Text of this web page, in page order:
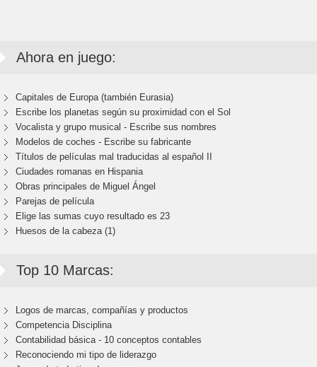
Ahora en juego:
Capitales de Europa (también Eurasia)
Escribe los planetas según su proximidad con el Sol
Vocalista y grupo musical - Escribe sus nombres
Modelos de coches - Escribe su fabricante
Títulos de películas mal traducidas al español II
Ciudades romanas en Hispania
Obras principales de Miguel Ángel
Parejas de película
Elige las sumas cuyo resultado es 23
Huesos de la cabeza (1)
Top 10 Marcas:
Logos de marcas, compañías y productos
Competencia Disciplina
Contabilidad básica - 10 conceptos contables
Reconociendo mi tipo de liderazgo